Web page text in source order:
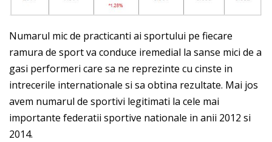
Numarul mic de practicanti ai sportului pe fiecare
ramura de sport va conduce iremedial la sanse mici de a
gasi performeri care sa ne reprezinte cu cinste in
intrecerile internationale si sa obtina rezultate. Mai jos
avem numarul de sportivi legitimati la cele mai
importante federatii sportive nationale in anii 2012 si
2014.